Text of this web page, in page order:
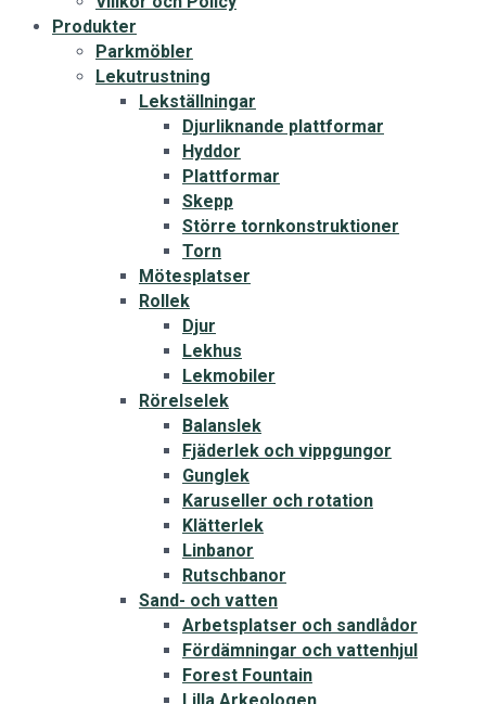
Produkter
Parkmöbler
Lekutrustning
Lekställningar
Djurliknande plattformar
Hyddor
Plattformar
Skepp
Större tornkonstruktioner
Torn
Mötesplatser
Rollek
Djur
Lekhus
Lekmobiler
Rörelselek
Balanslek
Fjäderlek och vippgungor
Gunglek
Karuseller och rotation
Klätterlek
Linbanor
Rutschbanor
Sand- och vatten
Arbetsplatser och sandlådor
Fördämningar och vattenhjul
Forest Fountain